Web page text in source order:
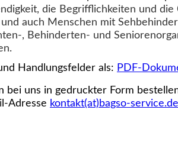
die Begrifflichkeiten und die
auch Menschen mit
, Behinderten- und
Handlungsfelder als: PDF-
bei uns in gedruckter Form
Adresse kontakt(at)bagso-service.de